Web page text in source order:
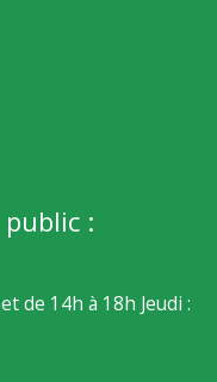
:
de 14h à 18h Jeudi :